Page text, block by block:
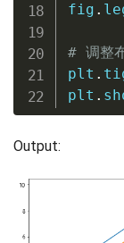
fig .
# 调整
plt .
plt .
Output: